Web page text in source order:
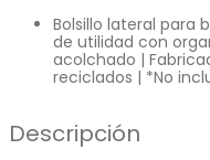
Bolsillo lateral para
de utilidad con
acolchado |
reciclados | *No
Descripción